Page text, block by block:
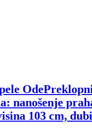
Ode
nanošenje
103 cm,